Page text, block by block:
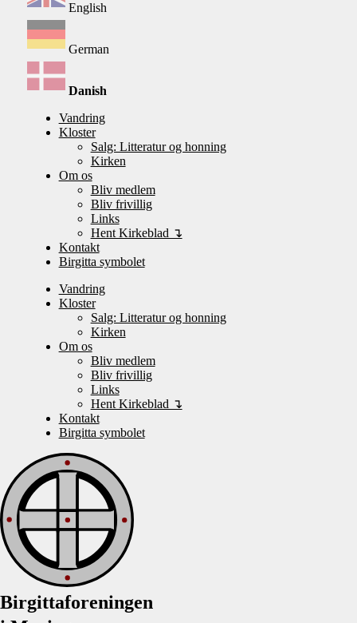
English
German
Danish
Vandring
Kloster
Salg: Litteratur og honning
Kirken
Om os
Bliv medlem
Bliv frivillig
Links
Hent Kirkeblad ↴
Kontakt
Birgitta symbolet
Vandring
Kloster
Salg: Litteratur og honning
Kirken
Om os
Bliv medlem
Bliv frivillig
Links
Hent Kirkeblad ↴
Kontakt
Birgitta symbolet
Birgittaforeningen